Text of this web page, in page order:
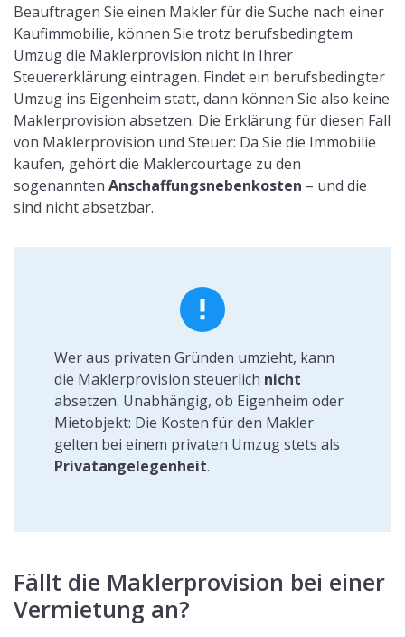
Beauftragen Sie einen Makler für die Suche nach einer
Kaufimmobilie, können Sie trotz berufsbedingtem
Umzug die Maklerprovision nicht in Ihrer
Steuererklärung eintragen. Findet ein berufsbedingter
Umzug ins Eigenheim statt, dann können Sie also keine
Maklerprovision absetzen. Die Erklärung für diesen Fall
von Maklerprovision und Steuer: Da Sie die Immobilie
kaufen, gehört die Maklercourtage zu den
sogenannten Anschaffungsnebenkosten – und die
sind nicht absetzbar.
Wer aus privaten Gründen umzieht, kann
die Maklerprovision steuerlich nicht
absetzen. Unabhängig, ob Eigenheim oder
Mietobjekt: Die Kosten für den Makler
gelten bei einem privaten Umzug stets als
Privatangelegenheit.
Fällt die Maklerprovision bei einer
Vermietung an?